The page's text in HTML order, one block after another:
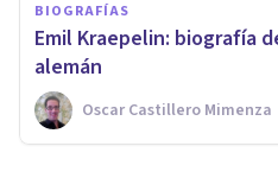
BIOGRAFÍAS
Emil Kraepelin: biografía
alemán
Oscar Castillero Mimenza